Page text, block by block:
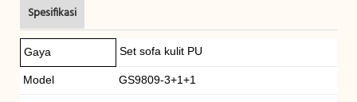
Spesifikasi
Gaya Set sofa kulit PU
Model GS9809-3+1+1